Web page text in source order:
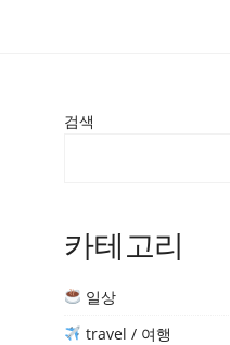
검색
카테고리
일상
travel / 여행